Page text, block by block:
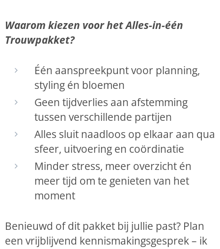
Waarom kiezen voor het Alles-in-één
Trouwpakket?
Één aanspreekpunt voor planning,
styling én bloemen
Geen tijdverlies aan afstemming
tussen verschillende partijen
Alles sluit naadloos op elkaar aan qua
sfeer, uitvoering en coördinatie
Minder stress, meer overzicht én
meer tijd om te genieten van het
moment
Benieuwd of dit pakket bij jullie past? Plan
een vrijblijvend kennismakingsgesprek – ik